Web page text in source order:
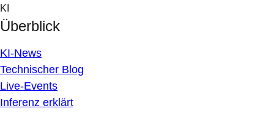
Skip
to
content
KI
Überblick
KI-News
Technischer Blog
Live-Events
Inferenz erklärt